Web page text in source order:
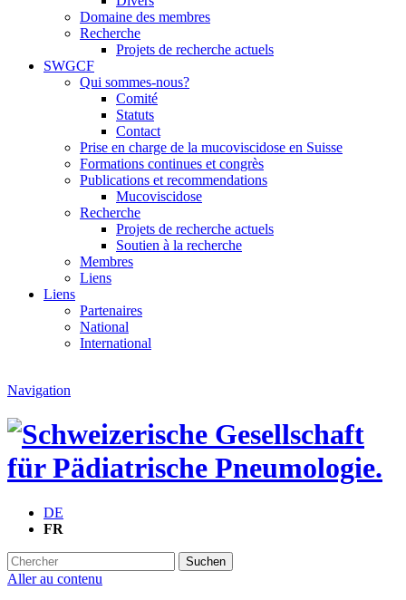
Domaine des membres
Recherche
Projets de recherche actuels
SWGCF
Qui sommes-nous?
Comité
Statuts
Contact
Prise en charge de la mucoviscidose en Suisse
Formations continues et congrès
Publications et recommendations
Mucoviscidose
Recherche
Projets de recherche actuels
Soutien à la recherche
Membres
Liens
Liens
Partenaires
National
International
Navigation
DE
FR
Suchen
Aller au contenu